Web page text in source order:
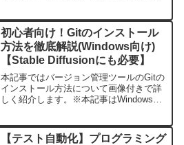
と気づきにくい箇所かもしれないので、
これからGASでウェブアプリを作りたい
と考えている方は必見です。
初心者向け！Gitのインストール
方法を徹底解説(Windows向け)
【Stable Diffusionにも必要】
本記事ではバージョン管理ツールのGitの
インストール方法について画像付きで詳
しく紹介します。※本記事はWindows向
【テスト自動化】プログラミング